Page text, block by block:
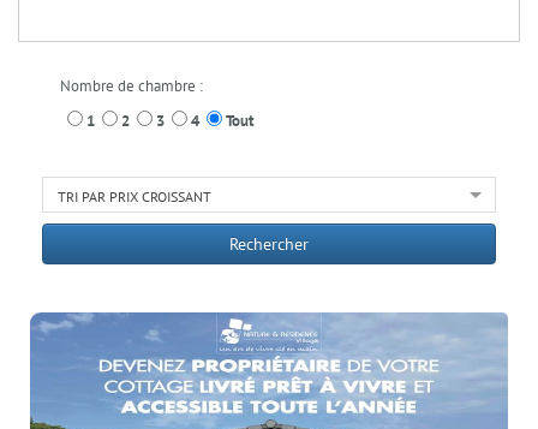
Nombre de chambre :
1
2 3 4 Tout
TRI PAR PRIX CROISSANT
Rechercher